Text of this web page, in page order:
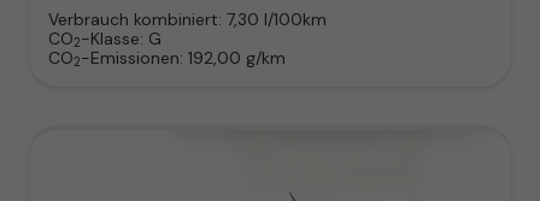
Verbrauch kombiniert: 7,30 l/100km
CO2-Klasse: G
CO2-Emissionen: 192,00 g/km